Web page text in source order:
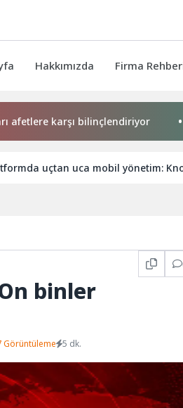
Hakkımızda Firma
karşı bilinçlendiriyor
uçtan uca mobil yönetim:
binler
Görüntüleme 5 dk.